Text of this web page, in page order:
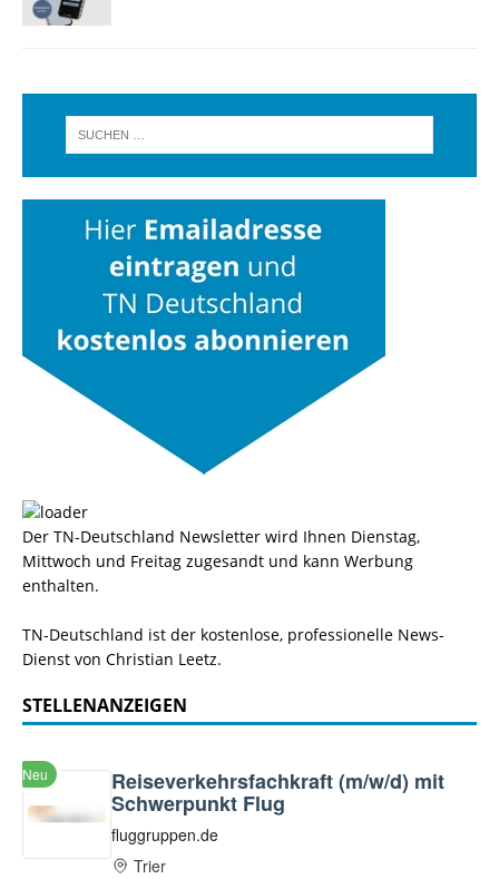
Der TN-Deutschland Newsletter wird Ihnen Dienstag,
Mittwoch und Freitag zugesandt und kann Werbung
enthalten.
TN-Deutschland ist der kostenlose, professionelle News-
Dienst von Christian Leetz.
STELLENANZEIGEN